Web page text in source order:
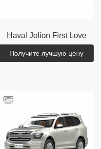
Haval Jolion First Love
Получите лучшую цену